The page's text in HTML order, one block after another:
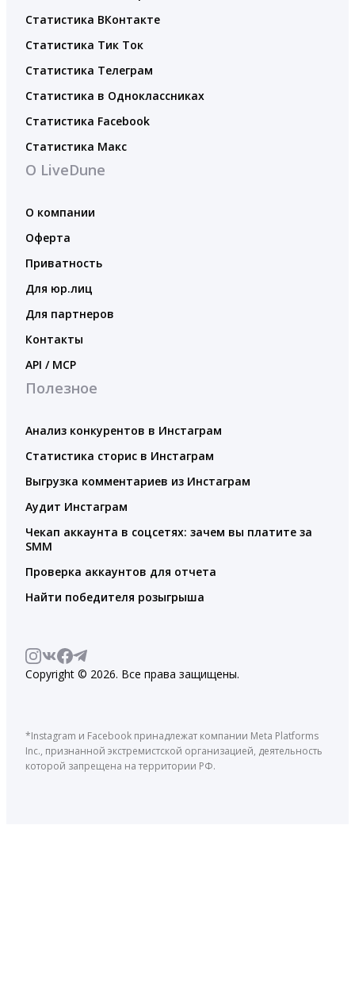
Статистика ВКонтакте
Статистика Тик Ток
Статистика Телеграм
Статистика в Одноклассниках
Статистика Facebook
Статистика Макс
О LiveDune
О компании
Оферта
Приватность
Для юр.лиц
Для партнеров
Контакты
API / MCP
Полезное
Анализ конкурентов в Инстаграм
Статистика сторис в Инстаграм
Выгрузка комментариев из Инстаграм
Аудит Инстаграм
Чекап аккаунта в соцсетях: зачем вы платите за
SMM
Проверка аккаунтов для отчета
Найти победителя розыгрыша
Copyright © 2026. Все права защищены.
*Instagram и Facebook принадлежат компании Meta Platforms
Inc., признанной экстремистской организацией, деятельность
которой запрещена на территории РФ.